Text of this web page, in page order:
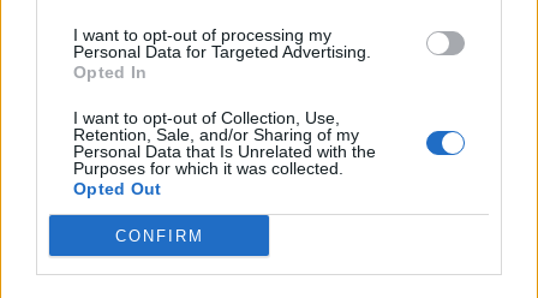
I want to opt-out of processing my
Personal Data for Targeted Advertising.
Opted In
I want to opt-out of Collection, Use,
Retention, Sale, and/or Sharing of my
Personal Data that Is Unrelated with the
Purposes for which it was collected.
Opted Out
CONFIRM